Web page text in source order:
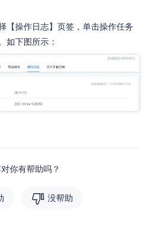
【操作日志】页签，单击操作任务
如下图所示：
你有帮助吗？
没帮助